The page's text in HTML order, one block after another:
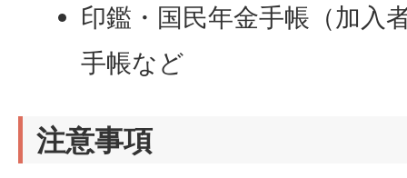
印鑑・国民年金手帳（加入
手帳など
注意事項